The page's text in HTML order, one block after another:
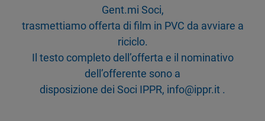
Gent.mi Soci,
trasmettiamo offerta di film in PVC da avviare a
riciclo.
Il testo completo dell’offerta e il nominativo
dell’offerente sono a
disposizione dei Soci IPPR, info@ippr.it .